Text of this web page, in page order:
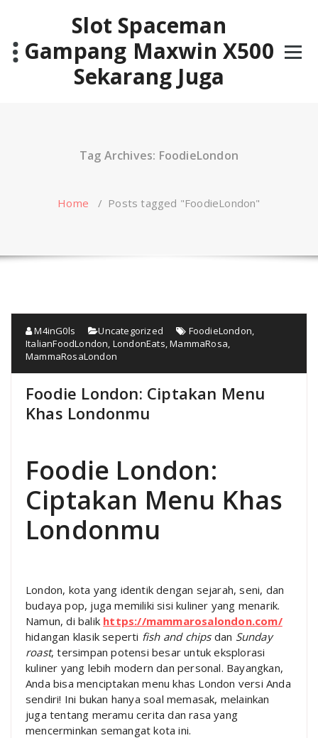
Slot Spaceman
Gampang Maxwin X500
Sekarang Juga
Tag Archives: FoodieLondon
Home / Posts tagged "FoodieLondon"
M4inG0ls Uncategorized FoodieLondon
ItalianFoodLondon LondonEats ,MammaRosa
MammaRosaLondon
Foodie London: Ciptakan Menu
Khas Londonmu
Foodie London:
Ciptakan Menu Khas
Londonmu
London, kota yang identik dengan sejarah, seni, dan
budaya pop, juga memiliki sisi kuliner yang menarik.
Namun, di balik https://mammarosalondon.com/
hidangan klasik seperti fish and chipsdan Sunday
roast, tersimpan potensi besar untuk eksplorasi
kuliner yang lebih modern dan personal. Bayangkan,
Anda bisa menciptakan menu khas London versi Anda
sendiri! Ini bukan hanya soal memasak, melainkan
juga tentang meramu cerita dan rasa yang
mencerminkan semangat kota ini.